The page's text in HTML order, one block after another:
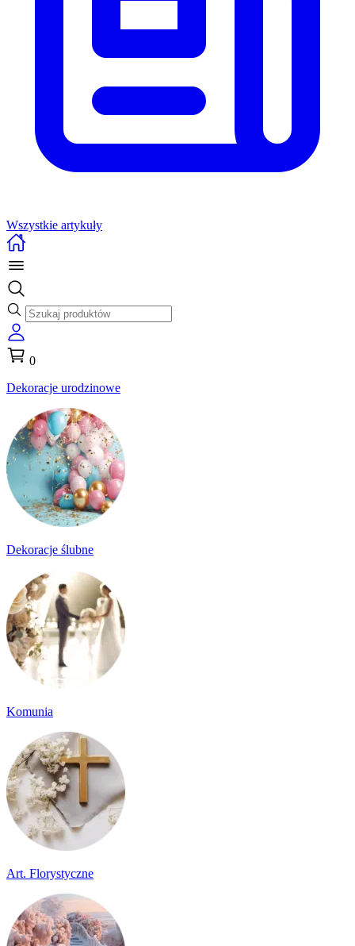
Wszystkie artykuły
0
Dekoracje urodzinowe
Dekoracje ślubne
Komunia
Art. Florystyczne